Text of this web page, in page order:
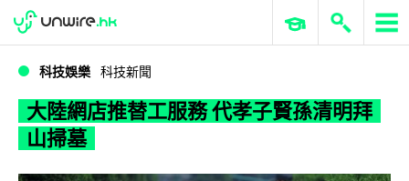
大陸網店推替工服務 代孝子賢孫清明拜山掃墓
WWDC 2026 ERP 與商業 AI
科技娛樂 科技新聞
大陸網店推替工服務 代孝子賢孫清明拜
山掃墓